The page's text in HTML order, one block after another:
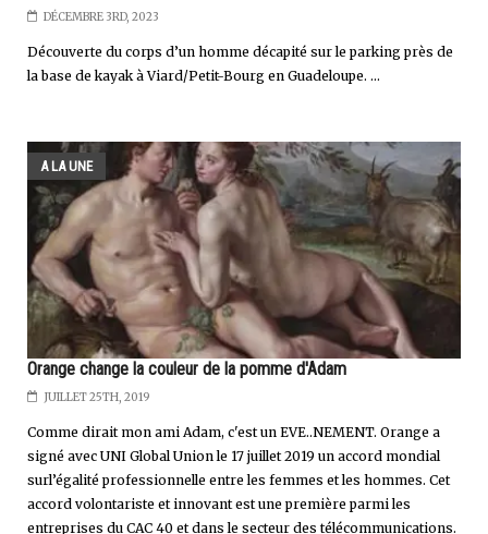
DÉCEMBRE 3RD, 2023
Découverte du corps d’un homme décapité sur le parking près de
la base de kayak à Viard/Petit-Bourg en Guadeloupe. ...
A LA UNE
Orange change la couleur de la pomme d'Adam
JUILLET 25TH, 2019
Comme dirait mon ami Adam, c'est un EVE..NEMENT. Orange a
signé avec UNI Global Union le 17 juillet 2019 un accord mondial
surl’égalité professionnelle entre les femmes et les hommes. Cet
accord volontariste et innovant est une première parmi les
entreprises du CAC 40 et dans le secteur des télécommunications.